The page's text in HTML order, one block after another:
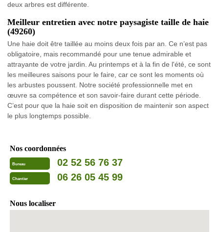
deux arbres est différente.
Meilleur entretien avec notre paysagiste taille de haie
(49260)
Une haie doit être taillée au moins deux fois par an. Ce n’est pas
obligatoire, mais recommandé pour une tenue admirable et
attrayante de votre jardin. Au printemps et à la fin de l'été, ce sont
les meilleures saisons pour le faire, car ce sont les moments où
les arbustes poussent. Notre société professionnelle met en
œuvre sa compétence et son savoir-faire durant cette période.
C’est pour que la haie soit en disposition de maintenir son aspect
le plus longtemps possible.
Nos coordonnées
Bureau 02 52 56 76 37
Chantier 06 26 05 45 99
Nous localiser